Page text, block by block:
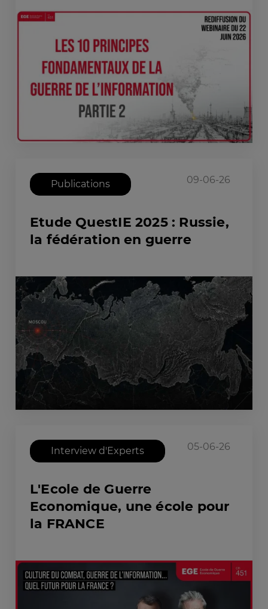
Publications 09-06-26
Etude QuestIE 2025 : Russie,
la fédération en guerre
Interview d'Experts 05-06-26
L'Ecole de Guerre
Economique, une école pour
la FRANCE